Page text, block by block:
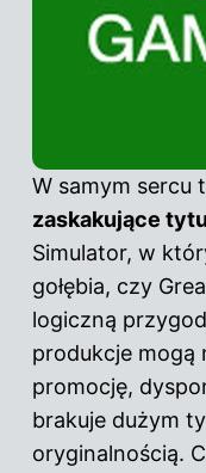
W samym sercu
zaskakujące
Simulator, w
gołębia, czy
logiczną
produkcje mogą
promocję,
brakuje dużym
oryginalnością.